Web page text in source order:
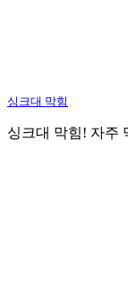
싱크대 막힘
싱크대 막힘! 자주